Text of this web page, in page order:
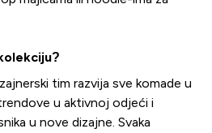
tim razvija sve komade u
u aktivnoj odjeći i
u nove dizajne. Svaka